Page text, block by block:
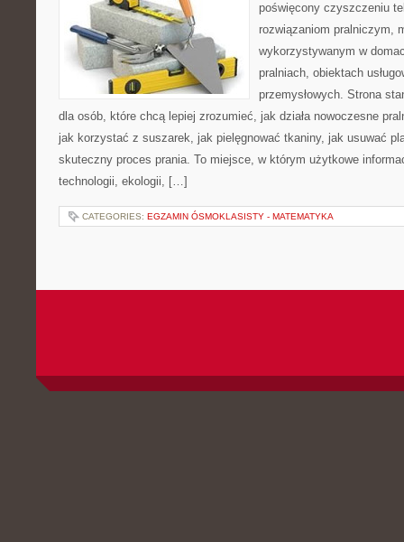
poświęcony czyszczeniu
rozwiązaniom pralniczym,
wykorzystywanym w
pralniach, obiektach
przemysłowych. Strona
dla osób, które chcą lepiej zrozumieć, jak działa nowoczesne
jak korzystać z suszarek, jak pielęgnować tkaniny, jak usuwać
skuteczny proces prania. To miejsce, w którym użytkowe
technologii, ekologii, […]
CATEGORIES: EGZAMIN ÓSMOKLASISTY - MATEMATYKA